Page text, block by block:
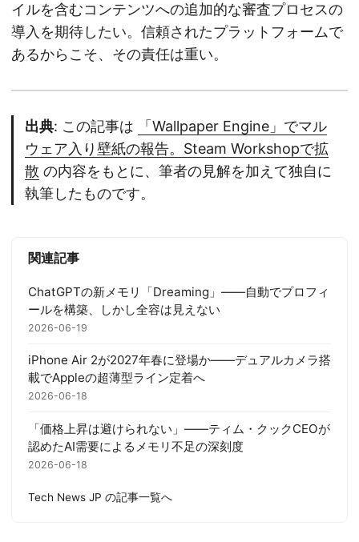
イルを含むコンテンツへの追加的な審査プロセスの
導入を期待したい。信頼されたプラットフォームで
あるからこそ、その責任は重い。
出典: この記事は
「Wallpaper Engine」でマル
ウェア入り壁紙の報告。Steam Workshopで拡
散 の内容をもとに、筆者の見解を加えて独自に
執筆したものです。
関連記事
ChatGPTの新メモリ「Dreaming」——自動でプロフィ
ールを構築、しかし全容は見えない
2026-06-19
iPhone Air 2が2027年春に登場か——デュアルカメラ搭
載でAppleの超薄型ライン定着へ
2026-06-18
「価格上昇は避けられない」——ティム・クックCEOが
認めたAI需要によるメモリ不足の深刻度
2026-06-18
Tech News JP の記事一覧へ